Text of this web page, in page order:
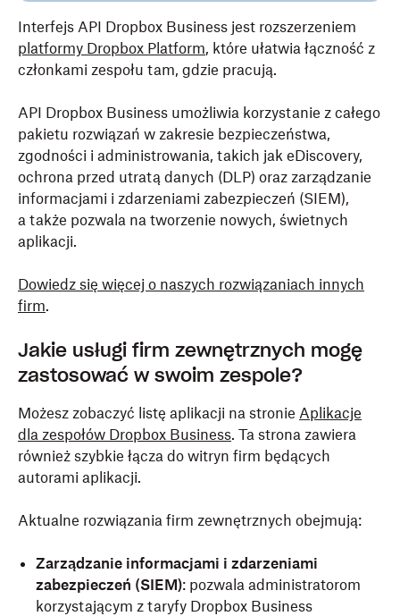
Interfejs API Dropbox Business jest rozszerzeniem
platformy Dropbox Platform, które ułatwia łączność z
członkami zespołu tam, gdzie pracują.
API Dropbox Business umożliwia korzystanie z całego
pakietu rozwiązań w zakresie bezpieczeństwa,
zgodności i administrowania, takich jak eDiscovery,
ochrona przed utratą danych (DLP) oraz zarządzanie
informacjami i zdarzeniami zabezpieczeń (SIEM),
a także pozwala na tworzenie nowych, świetnych
aplikacji.
Dowiedz się więcej o naszych rozwiązaniach innych
firm.
Jakie usługi firm zewnętrznych mogę
zastosować w swoim zespole?
Możesz zobaczyć listę aplikacji na stronie Aplikacje
dla zespołów Dropbox Business. Ta strona zawiera
również szybkie łącza do witryn firm będących
autorami aplikacji.
Aktualne rozwiązania firm zewnętrznych obejmują:
Zarządzanie informacjami i zdarzeniami
zabezpieczeń (SIEM): pozwala administratorom
korzystającym z taryfy Dropbox Business